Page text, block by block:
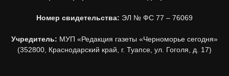
Номер свидетельства: ЭЛ № ФС 77 – 76069
Учредитель: МУП «Редакция газеты «Черноморье сегодня»
(352800, Краснодарский край, г. Туапсе, ул. Гоголя, д. 17)